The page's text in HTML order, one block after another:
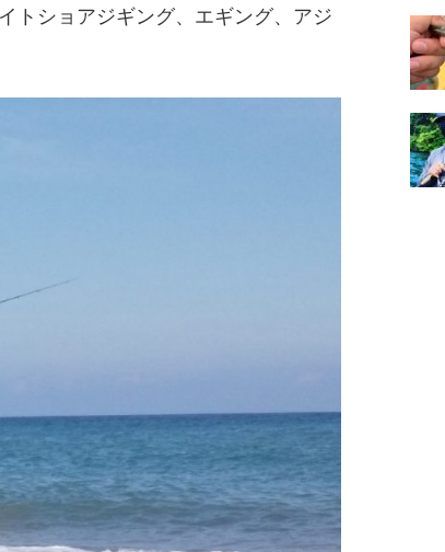
トショアジギング、エギング、アジ